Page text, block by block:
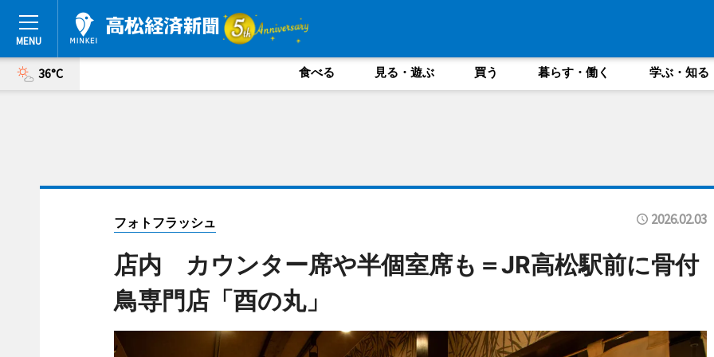
36°C 食べる 見る・遊ぶ 買う 暮らす・働く 学ぶ・知る
フォトフラッシュ 2026.02.03
店内 カウンター席や半個室席も＝JR高松駅前に骨付
鳥専門店「酉の丸」